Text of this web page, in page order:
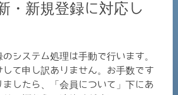
・新規登録に対応し
システム処理は手動で行います。
して申し訳ありません。お手数です
ましたら、「会員について」下にあ